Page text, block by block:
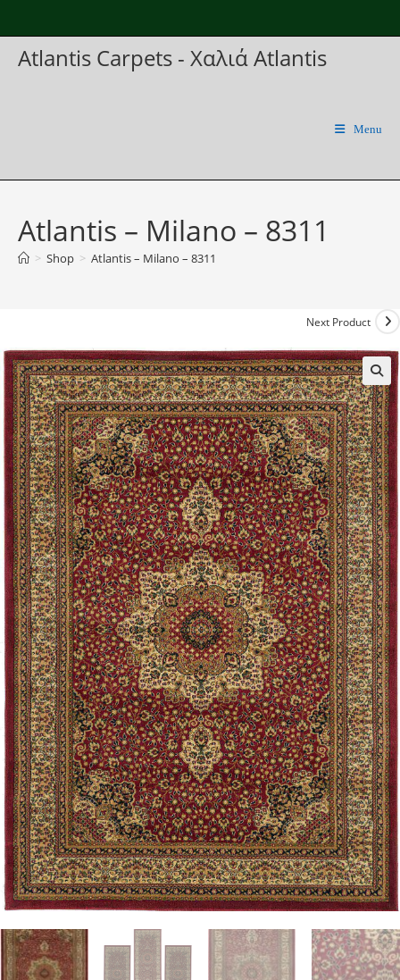
to
content
Atlantis Carpets - Χαλιά Atlantis
Menu
Atlantis – Milano – 8311
> Shop > Atlantis – Milano – 8311
Next Product